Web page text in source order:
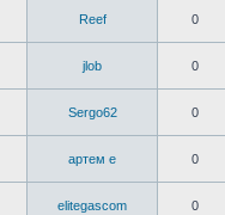
Reef 0
jlob 0
Sergo62 0
артем е 0
elitegascom 0